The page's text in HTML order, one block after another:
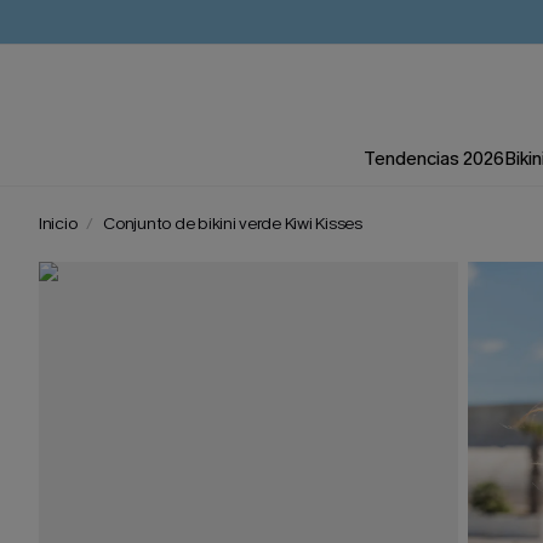
Tendencias 2026
Inicio Conjunto de bikini verde Kiwi Kisses